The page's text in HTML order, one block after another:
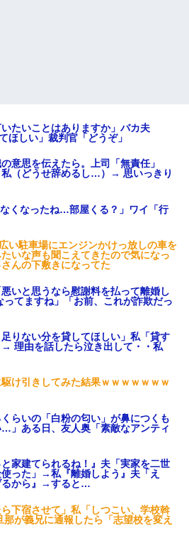
たいことはありますか」バカ夫
ほしい」裁判官「どうぞ」
意思を伝えたら。上司「無責任」
私（どうせ辞めるし…）→ 思いっきり
なくなったね…部屋くる？」ワイ「行
い駐車場にエンジンかけっ放しの車を
いな声も聞こえてきたので気になっ
んの下敷きになってた
いと思うなら慰謝料を払って離婚し
てますね」「お前、これが詐欺だっ
足りない分を貸してほしい」私「貸す
理由を話したら泣き出して・・私
け引きしてみた結果ｗｗｗｗｗｗｗ
らいの「白粉の匂い」が鼻につくも
」ある日、友人奥「素敵なアンティ
家建てられるね！』夫「実家を二世
った」→私『離婚しよう』夫「え
るから』→すると…
下宿させて」私「しつこい、学校斡
が義兄に通報したら「志望校を変え